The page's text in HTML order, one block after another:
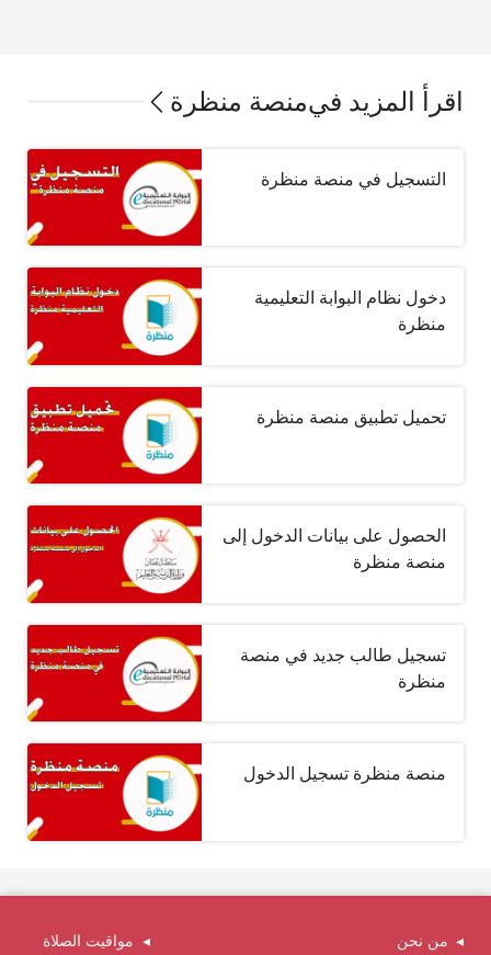
اقرأ المزيد فيمنصة منظرة
التسجيل في منصة منظرة
دخول نظام البوابة التعليمية
منظرة
تحميل تطبيق منصة منظرة
الحصول على بيانات الدخول إلى
منصة منظرة
تسجيل طالب جديد في منصة
منظرة
منصة منظرة تسجيل الدخول
من نحن مواقيت الصلاة